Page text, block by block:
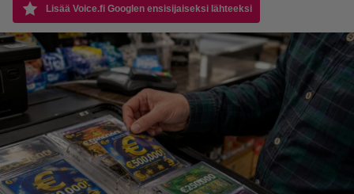
Lisää Voice.fi Googlen ensisijaiseksi lähteeksi